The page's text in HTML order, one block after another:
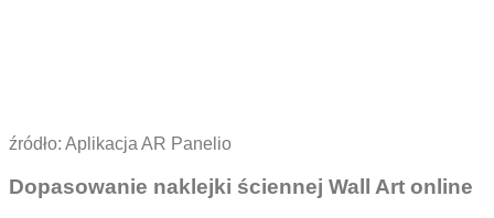
źródło: Aplikacja AR Panelio
Dopasowanie naklejki ściennej Wall Art online